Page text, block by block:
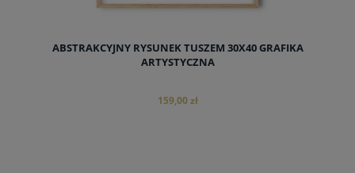
ABSTRAKCYJNY RYSUNEK TUSZEM 30X40 GRAFIKA
ARTYSTYCZNA
159,00 zł